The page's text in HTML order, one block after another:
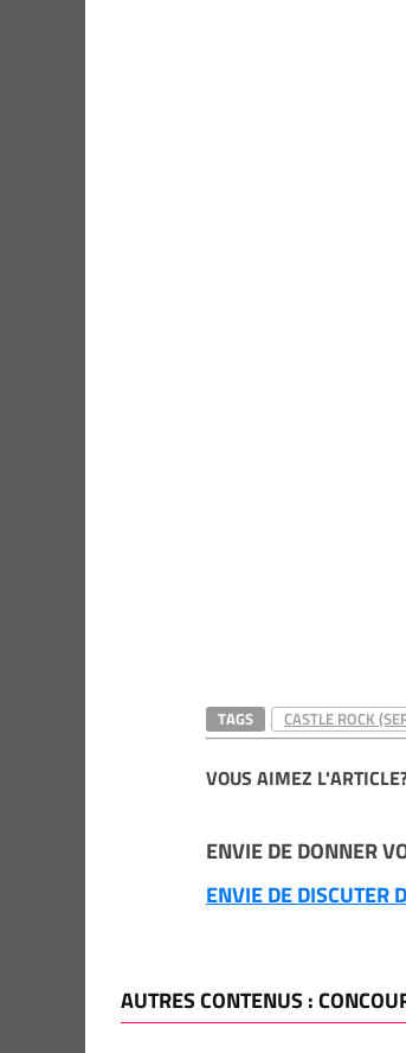
TAGS CASTLE ROCK
VOUS AIMEZ
ENVIE DE DONNER
ENVIE DE
AUTRES CONTENUS :